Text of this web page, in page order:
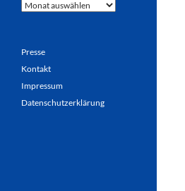
News-
Presse
Kontakt
Impressum
Datenschutzerklärung